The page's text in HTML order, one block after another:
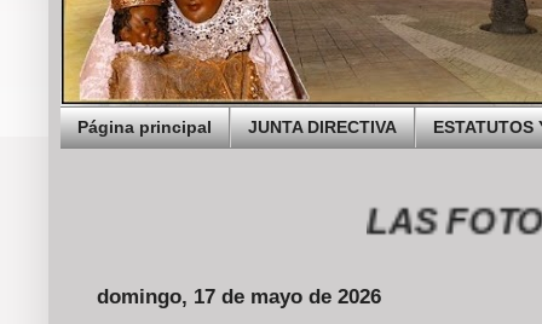
Página principal JUNTA DIRECTIVA ESTATUTOS
LAS
domingo, 17 de mayo de 2026